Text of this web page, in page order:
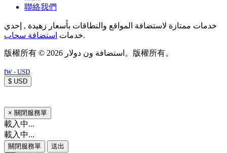
聯絡我們
خدمات ممتازة لاستضافة المواقع والنطاقات بأسعار زهيدة , إحدي
خدمات استضافة سحاب .
版權所有 © 2026 استضافة ون دولار。版權所有。
tw - USD
$ USD
× 關閉服務單
載入中...
載入中...
關閉服務單
送出